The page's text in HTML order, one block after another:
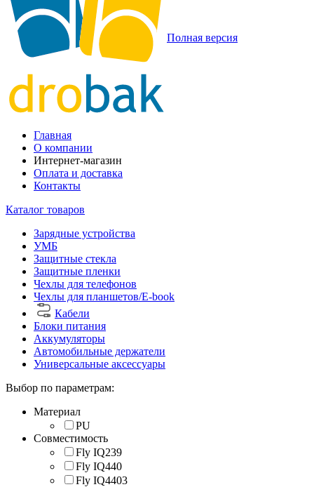
Полная версия
Главная
О компании
Интернет-магазин
Оплата и доставка
Контакты
Каталог товаров
Зарядные устройства
УМБ
Защитные стекла
Защитные пленки
Чехлы для телефонов
Чехлы для планшетов/E-book
Кабели
Блоки питания
Аккумуляторы
Автомобильные держатели
Универсальные аксессуары
Выбор по параметрам:
Материал
PU
Совместимость
Fly IQ239
Fly IQ440
Fly IQ4403